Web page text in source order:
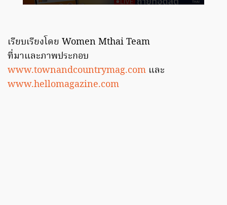
เรียบเรียงโดย Women Mthai Team
ที่มาและภาพประกอบ
www.townandcountrymag.com และ
www.hellomagazine.com